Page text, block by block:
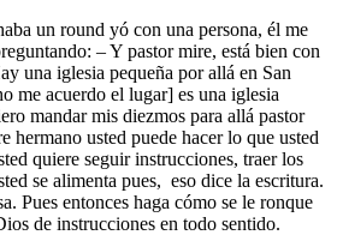
un round yó con una persona, él me
– Y pastor mire, está bien con
una iglesia pequeña por allá en San
me acuerdo el lugar] es una iglesia
mandar mis diezmos para allá pastor
hermano usted puede hacer lo que usted
quiere seguir instrucciones, traer los
se alimenta pues, eso dice la escritura.
Pues entonces haga cómo se le ronque
de instrucciones en todo sentido.